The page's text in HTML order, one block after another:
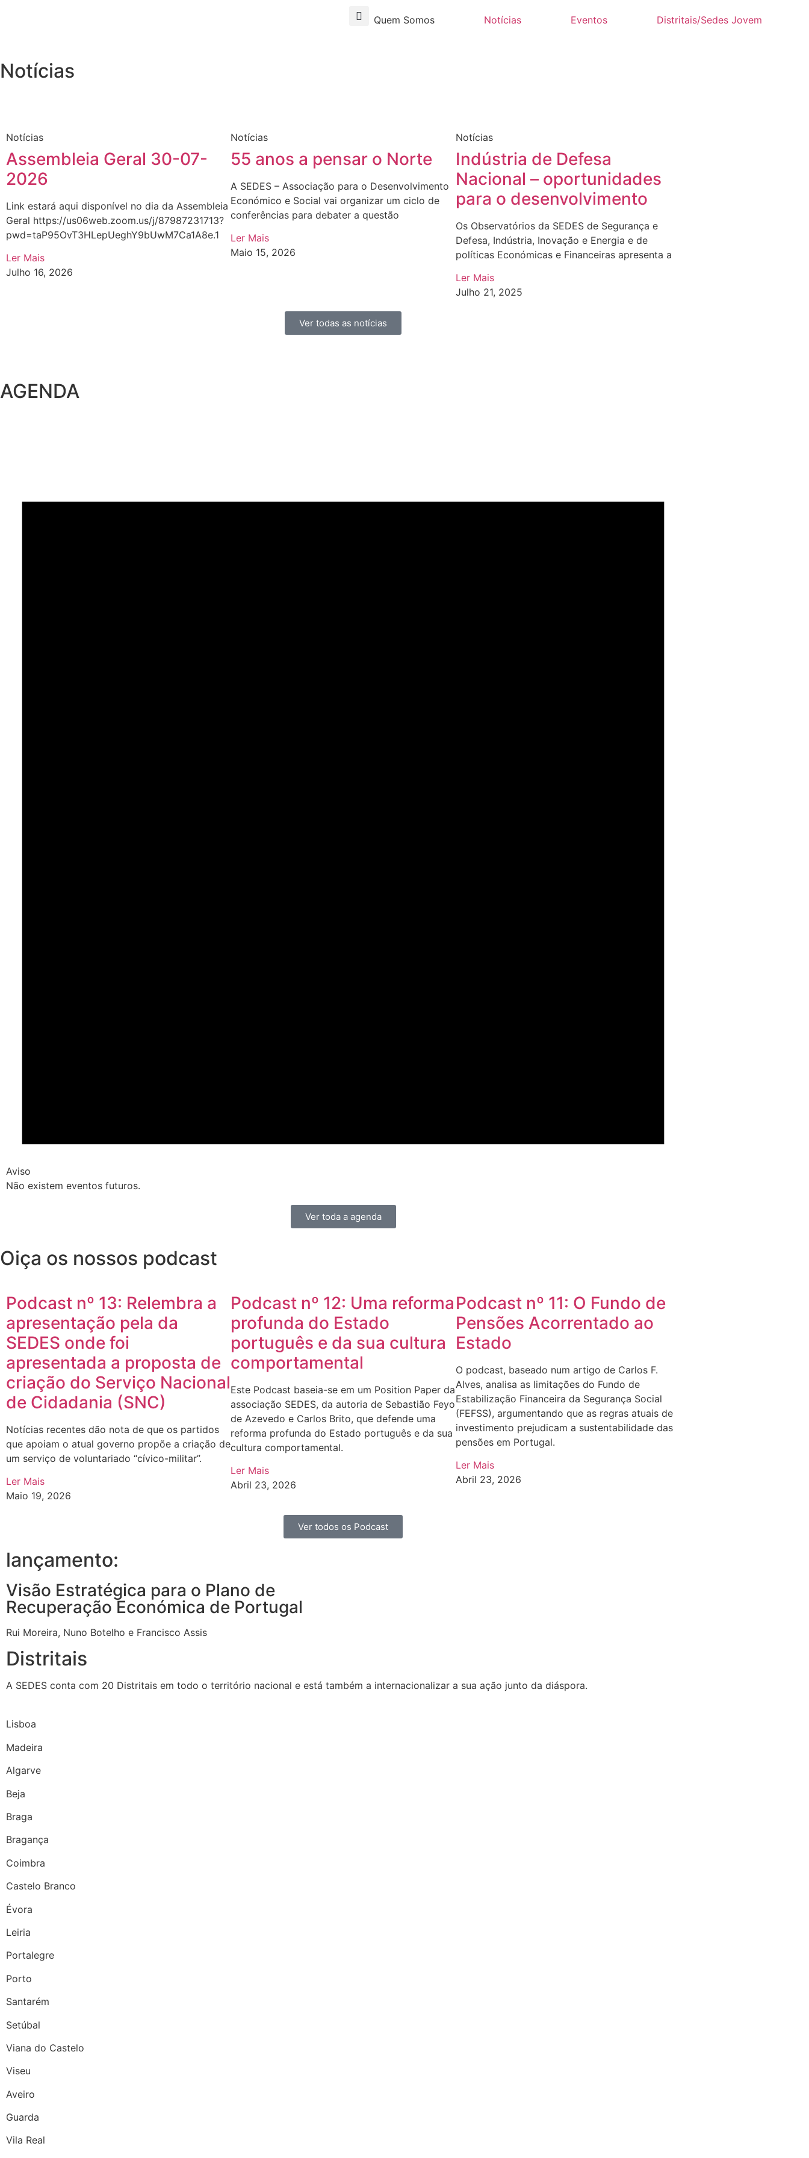
Quem Somos Notícias Eventos Distritais/Sedes Jovem
Notícias
Notícias
Assembleia Geral 30-07-
2026
Link estará aqui disponível no dia da Assembleia
Geral https://us06web.zoom.us/j/87987231713?
pwd=taP95OvT3HLepUeghY9bUwM7Ca1A8e.1
Ler Mais
Julho 16, 2026
Notícias
55 anos a pensar o Norte
A SEDES – Associação para o Desenvolvimento
Económico e Social vai organizar um ciclo de
conferências para debater a questão
Ler Mais
Maio 15, 2026
Notícias
Indústria de Defesa
Nacional – oportunidades
para o desenvolvimento
Os Observatórios da SEDES de Segurança e
Defesa, Indústria, Inovação e Energia e de
políticas Económicas e Financeiras apresenta a
Ler Mais
Julho 21, 2025
Ver todas as notícias
AGENDA
Aviso
Não existem eventos futuros.
Ver toda a agenda
Oiça os nossos podcast
Podcast nº 13: Relembra a
apresentação pela da
SEDES onde foi
apresentada a proposta de
criação do Serviço Nacional
de Cidadania (SNC)
Notícias recentes dão nota de que os partidos
que apoiam o atual governo propõe a criação de
um serviço de voluntariado “cívico-militar”.
Ler Mais
Maio 19, 2026
Podcast nº 12: Uma reforma
profunda do Estado
português e da sua cultura
comportamental
Este Podcast baseia-se em um Position Paper da
associação SEDES, da autoria de Sebastião Feyo
de Azevedo e Carlos Brito, que defende uma
reforma profunda do Estado português e da sua
cultura comportamental.
Ler Mais
Abril 23, 2026
Podcast nº 11: O Fundo de
Pensões Acorrentado ao
Estado
O podcast, baseado num artigo de Carlos F.
Alves, analisa as limitações do Fundo de
Estabilização Financeira da Segurança Social
(FEFSS), argumentando que as regras atuais de
investimento prejudicam a sustentabilidade das
pensões em Portugal.
Ler Mais
Abril 23, 2026
Ver todos os Podcast
lançamento:
Visão Estratégica para o Plano de
Recuperação Económica de Portugal
Rui Moreira, Nuno Botelho e Francisco Assis
Distritais
A SEDES conta com 20 Distritais em todo o território nacional e está também a internacionalizar a sua ação junto da diáspora.
Lisboa
Madeira
Algarve
Beja
Braga
Bragança
Coimbra
Castelo Branco
Évora
Leiria
Portalegre
Porto
Santarém
Setúbal
Viana do Castelo
Viseu
Aveiro
Guarda
Vila Real